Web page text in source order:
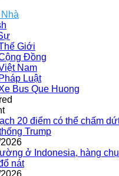
Giới
Đồng
Nam
Pháp Luật
Bus Que Huong
20 điểm có thể chấm
Trump
ở Indonesia, hàng
nát